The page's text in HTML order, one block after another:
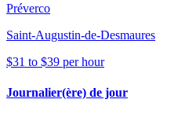
Préverco
Saint-Augustin-de-Desmaures
$31 to $39 per hour
Journalier(ère) de jour